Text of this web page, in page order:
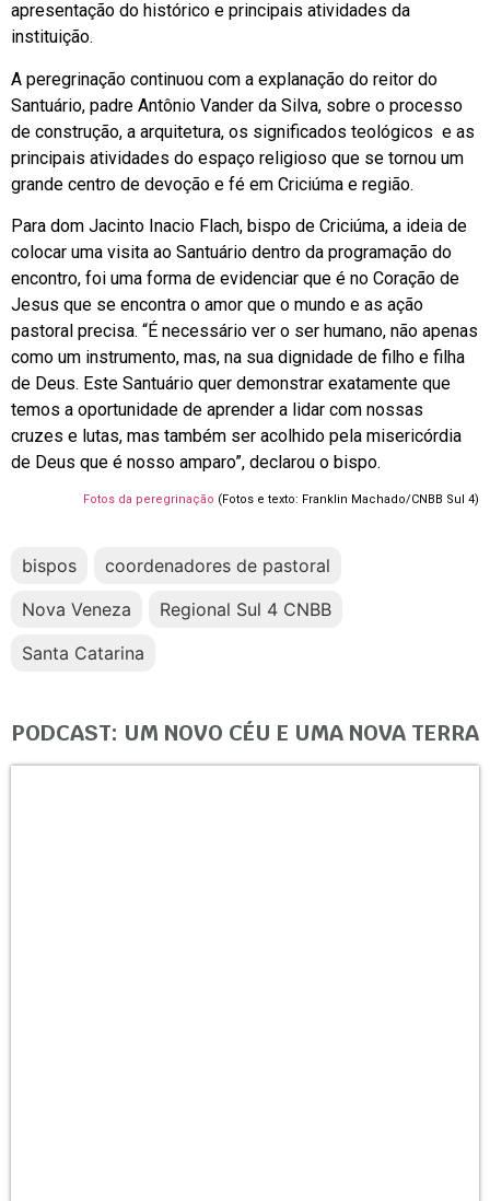
apresentação do histórico e principais atividades da
instituição.
A peregrinação continuou com a explanação do reitor do
Santuário, padre Antônio Vander da Silva, sobre o processo
de construção, a arquitetura, os significados teológicos e as
principais atividades do espaço religioso que se tornou um
grande centro de devoção e fé em Criciúma e região.
Para dom Jacinto Inacio Flach, bispo de Criciúma, a ideia de
colocar uma visita ao Santuário dentro da programação do
encontro, foi uma forma de evidenciar que é no Coração de
Jesus que se encontra o amor que o mundo e as ação
pastoral precisa. “É necessário ver o ser humano, não apenas
como um instrumento, mas, na sua dignidade de filho e filha
de Deus. Este Santuário quer demonstrar exatamente que
temos a oportunidade de aprender a lidar com nossas
cruzes e lutas, mas também ser acolhido pela misericórdia
de Deus que é nosso amparo”, declarou o bispo.
Fotos da peregrinação (Fotos e texto: Franklin Machado/CNBB Sul 4)
bispos
coordenadores de pastoral
Nova Veneza
Regional Sul 4 CNBB
Santa Catarina
PODCAST: UM NOVO CÉU E UMA NOVA TERRA